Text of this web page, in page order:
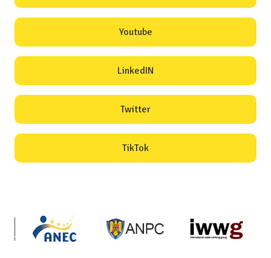
Youtube
LinkedIN
Twitter
TikTok